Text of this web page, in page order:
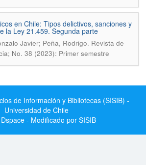
en Chile: Tipos delictivos, sanciones y
la Ley 21.459. Segunda parte
Javier; Peña, Rodrigo. Revista de
No. 38 (2023): Primer semestre
de Información y Bibliotecas (SISIB) -
Universidad de Chile
- Modificado por SISIB